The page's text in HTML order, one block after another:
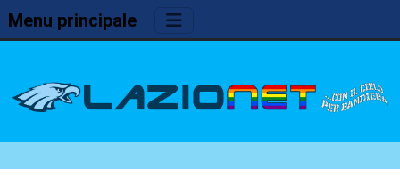
Menu principale